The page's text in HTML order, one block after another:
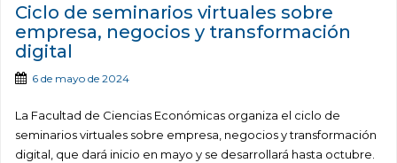
Ciclo de seminarios virtuales sobre
empresa, negocios y transformación
digital
6 de mayo de 2024
La Facultad de Ciencias Económicas organiza el ciclo de
seminarios virtuales sobre empresa, negocios y transformación
digital, que dará inicio en mayo y se desarrollará hasta octubre.